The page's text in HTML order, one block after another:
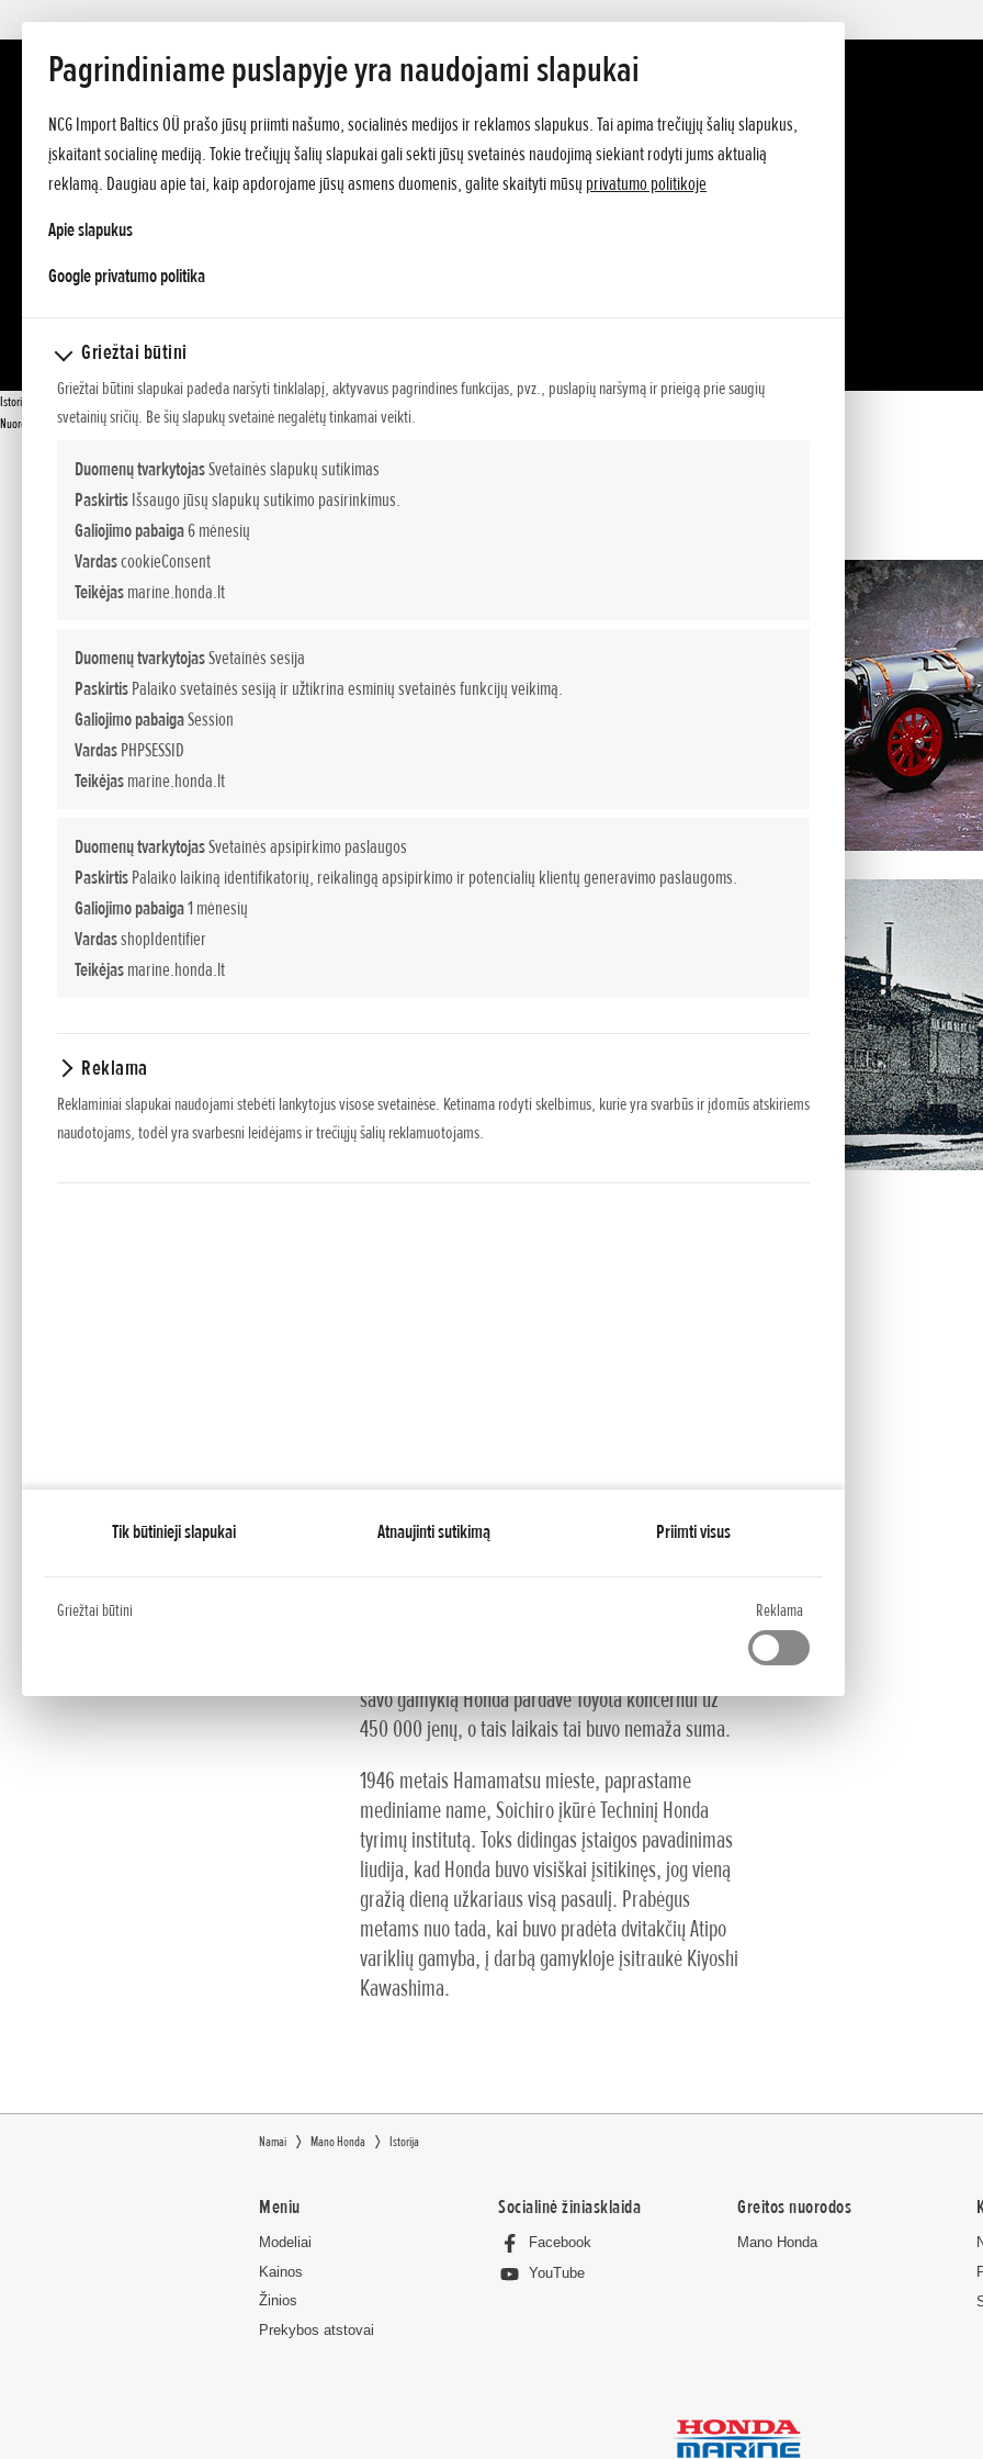
Pagrindiniame puslapyje yra naudojami slapukai
NCG Import Baltics OÜ prašo jūsų priimti našumo, socialinės medijos ir reklamos slapukus. Tai apima trečiųjų šalių slapukus,
įskaitant socialinę mediją. Tokie trečiųjų šalių slapukai gali sekti jūsų svetainės naudojimą siekiant rodyti jums aktualią
reklamą. Daugiau apie tai, kaip apdorojame jūsų asmens duomenis, galite skaityti mūsų privatumo politikoje
Apie slapukus
Google privatumo politikaopens in a new tab
Griežtai būtini
Griežtai būtini slapukai padeda naršyti tinklalapį, aktyvavus pagrindines funkcijas, pvz., puslapių naršymą ir prieigą prie saugių
svetainių sričių. Be šių slapukų svetainė negalėtų tinkamai veikti.
Duomenų tvarkytojasSvetainės slapukų sutikimas
PaskirtisIšsaugo jūsų slapukų sutikimo pasirinkimus.
Galiojimo pabaiga6 mėnesių
VardascookieConsent
Teikėjasmarine.honda.lt
Duomenų tvarkytojasSvetainės sesija
PaskirtisPalaiko svetainės sesiją ir užtikrina esminių svetainės funkcijų veikimą.
Galiojimo pabaigaSession
VardasPHPSESSID
Teikėjasmarine.honda.lt
Duomenų tvarkytojasSvetainės apsipirkimo paslaugos
PaskirtisPalaiko laikiną identifikatorių, reikalingą apsipirkimo ir potencialių klientų generavimo paslaugoms.
Galiojimo pabaiga1 mėnesių
VardasshopIdentifier
Teikėjasmarine.honda.lt
Reklama
Reklaminiai slapukai naudojami stebėti lankytojus visose svetainėse. Ketinama rodyti skelbimus, kurie yra svarbūs ir įdomūs atskiriems
naudotojams, todėl yra svarbesni leidėjams ir trečiųjų šalių reklamuotojams.
Tik būtinieji slapukai Atnaujinti sutikimą Priimti visus
Griežtai būtini Reklama
Istorija
Nuorodos
1906-1947
1948-1957
1958-1967
1978-1987
1988-1997
1998-2001
2002-2005
Honda 1906-1947
triračių arba keturračių transporto priemonių
vaikas Soichiro dažnai padėdavo tėvui taisyti
dviračius. Kai jam sukako 15, jis paliko namus ir
nutarė ieškoti laimės Tokijuje, kur įsidarbino
Grįžęs į Hamamatsu jis ir toliau surinkinėjo
reguliavimu. Po kurio laiko jis padidino Ford markės
automobilio variklio galią įmontavęs kompresorių.
Pasakojama, kad Soichiro Honda kampu pritvirtino
Heavy Industry Co“, kur po daugybės nesėkmingų
bandymų pradėjo gaminti stūmoklio žiedus.
Toyota automobiliams jis gamino stūmoklio žiedus ir
savo gamyklą Honda pardavė Toyota koncernui už
450 000 jenų, o tais laikais tai buvo nemaža suma.
1946 metais Hamamatsu mieste, paprastame
mediniame name, Soichiro įkūrė Techninį Honda
tyrimų institutą. Toks didingas įstaigos pavadinimas
liudija, kad Honda buvo visiškai įsitikinęs, jog vieną
gražią dieną užkariaus visą pasaulį. Prabėgus
metams nuo tada, kai buvo pradėta dvitakčių Atipo
variklių gamyba, į darbą gamykloje įsitraukė Kiyoshi
Kawashima.
Namai Mano Honda Istorija
Meniu
Modeliai
Kainos
Žinios
Prekybos atstovai
Socialinė žiniasklaida
Facebook
YouTube
Greitos nuorodos
Mano Honda